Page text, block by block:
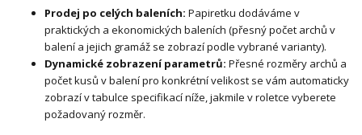
Prodej po celých baleních: Papiretku dodáváme v
praktických a ekonomických baleních (přesný počet archů v
balení a jejich gramáž se zobrazí podle vybrané varianty).
Dynamické zobrazení parametrů: Přesné rozměry archů a
počet kusů v balení pro konkrétní velikost se vám automaticky
zobrazí v tabulce specifikací níže, jakmile v roletce vyberete
požadovaný rozměr.